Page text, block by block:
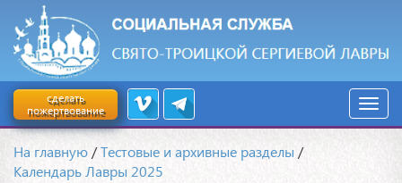
сделать
пожертвование
На главную /Тестовые и архивные разделы /
Календарь Лавры 2025